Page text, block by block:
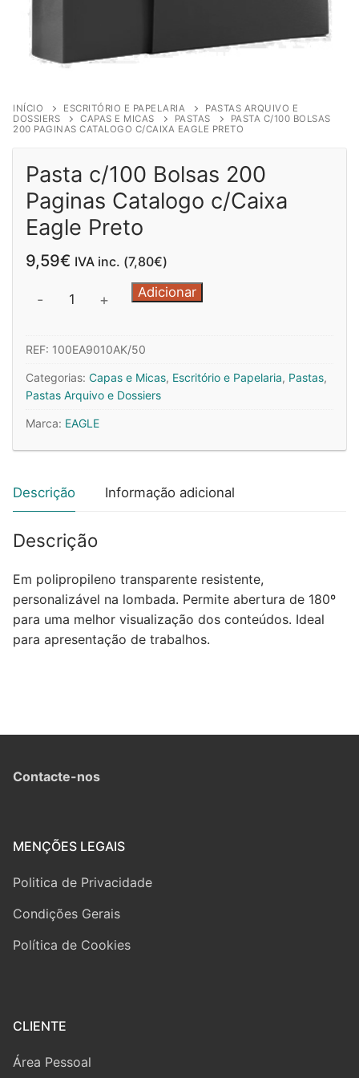
INÍCIO ESCRITÓRIO E PAPELARIA
PASTAS ARQUIVO E
DOSSIERS
CAPAS E MICAS PASTAS
PASTA C/100 BOLSAS
200 PAGINAS CATALOGO C/CAIXA EAGLE PRETO
Pasta c/100 Bolsas 200
Paginas Catalogo c/Caixa
Eagle Preto
9,59€ IVA inc. (7,80€)
Quantidade
c/100
Bolsas
200
Catalogo
c/Caixa
Preto
- + Adicionar
REF: 100EA9010AK/50
Categorias: Capas e Micas, Escritório e Papelaria, Pastas,
Pastas Arquivo e Dossiers
Marca: EAGLE
Descrição Informação adicional
Descrição
Em polipropileno transparente resistente,
personalizável na lombada. Permite abertura de 180º
para uma melhor visualização dos conteúdos. Ideal
para apresentação de trabalhos.
Contacte-nos
MENÇÕES LEGAIS
Politica de Privacidade
Condições Gerais
Política de Cookies
CLIENTE
Área Pessoal